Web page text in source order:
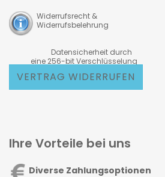
Widerrufsrecht &
Widerrufsbelehrung
Datensicherheit durch
eine 256-bit Verschlüsselung
VERTRAG WIDERRUFEN
Ihre Vorteile bei uns
Diverse Zahlungsoptionen